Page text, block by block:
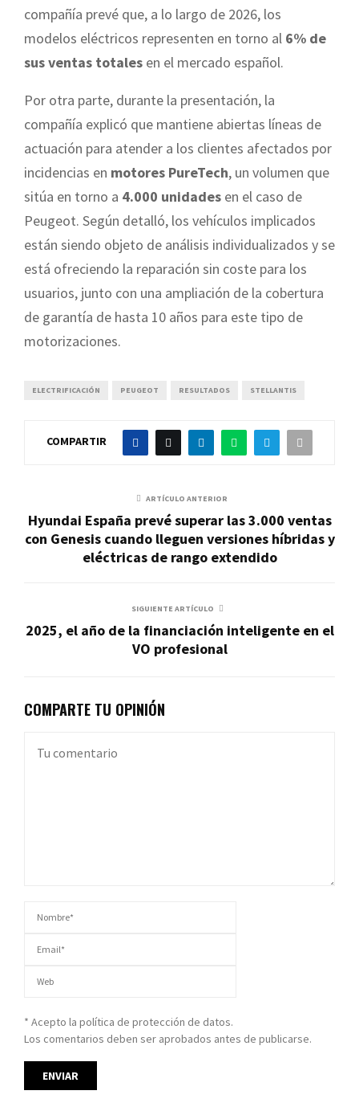
compañía prevé que, a lo largo de 2026, los
modelos eléctricos representen en torno al 6% de
sus ventas totales en el mercado español.
Por otra parte, durante la presentación, la
compañía explicó que mantiene abiertas líneas de
actuación para atender a los clientes afectados por
incidencias en motores PureTech, un volumen que
sitúa en torno a 4.000 unidades en el caso de
Peugeot. Según detalló, los vehículos implicados
están siendo objeto de análisis individualizados y se
está ofreciendo la reparación sin coste para los
usuarios, junto con una ampliación de la cobertura
de garantía de hasta 10 años para este tipo de
motorizaciones.
ELECTRIFICACIÓN PEUGEOT RESULTADOS STELLANTIS
COMPARTIR
ARTÍCULO ANTERIOR
Hyundai España prevé superar las 3.000 ventas
con Genesis cuando lleguen versiones híbridas y
eléctricas de rango extendido
SIGUIENTE ARTÍCULO
2025, el año de la financiación inteligente en el
VO profesional
COMPARTE TU OPINIÓN
* Acepto la política de protección de datos.
Los comentarios deben ser aprobados antes de publicarse.